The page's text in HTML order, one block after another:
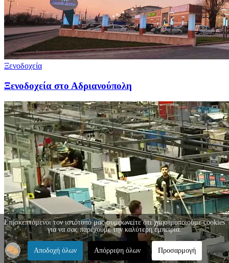
Ξενοδοχεία
Ξενοδοχεία στο Αδριανούπολη
Επισκεπτόμενοι τον ιστότοπό μας συμφωνείτε ότι χρησιμοποιούμε cookies
για να σας παρέχουμε την καλύτερη εμπειρία.
Αποδοχή όλων Απόρριψη όλων Προσαρμογή